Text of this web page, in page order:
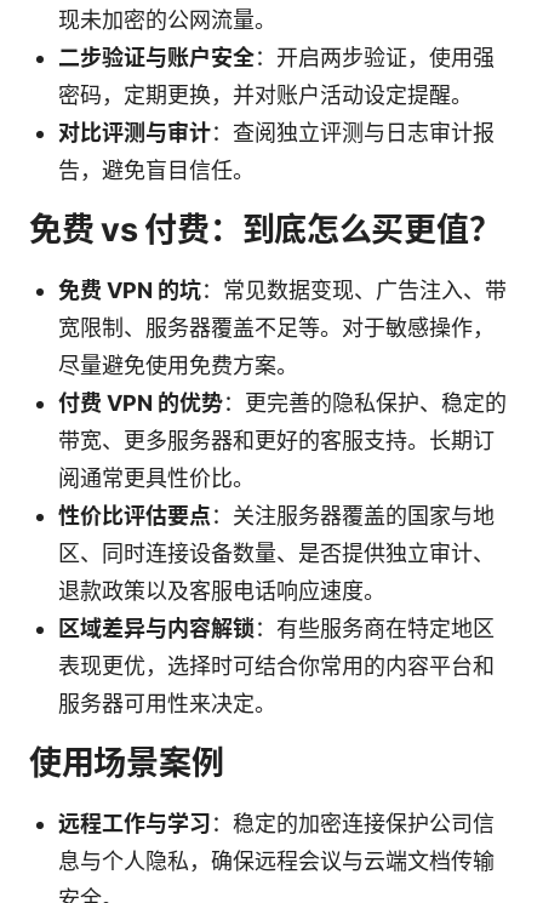
现未加密的公网流量。
二步验证与账户安全：开启两步验证，使用强
密码，定期更换，并对账户活动设定提醒。
对比评测与审计：查阅独立评测与日志审计报
告，避免盲目信任。
免费 vs 付费：到底怎么买更值？
免费 VPN 的坑：常见数据变现、广告注入、带
宽限制、服务器覆盖不足等。对于敏感操作，
尽量避免使用免费方案。
付费 VPN 的优势：更完善的隐私保护、稳定的
带宽、更多服务器和更好的客服支持。长期订
阅通常更具性价比。
性价比评估要点：关注服务器覆盖的国家与地
区、同时连接设备数量、是否提供独立审计、
退款政策以及客服电话响应速度。
区域差异与内容解锁：有些服务商在特定地区
表现更优，选择时可结合你常用的内容平台和
服务器可用性来决定。
使用场景案例
远程工作与学习：稳定的加密连接保护公司信
息与个人隐私，确保远程会议与云端文档传输